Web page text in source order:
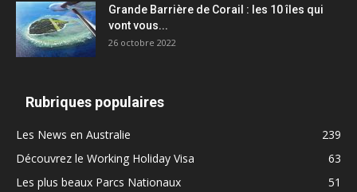
Grande Barrière de Corail : les 10 îles qui
vont vous...
26 octobre 2022
Rubriques populaires
Les News en Australie
239
Découvrez le Working Holiday Visa
63
Les plus beaux Parcs Nationaux
51